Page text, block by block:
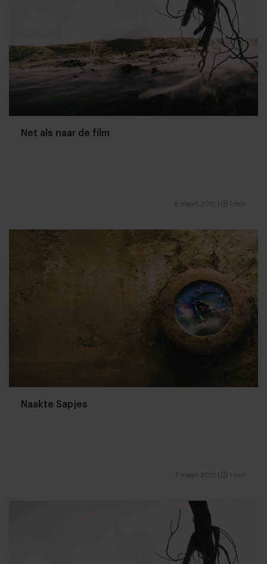
Net als naar de film
8 maart 2012 1 min
Naakte Sapjes
7 maart 2012 1 min